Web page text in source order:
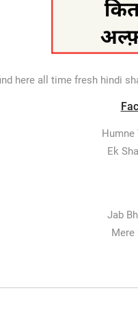
here all time fresh hindi
Humne
Ek
Jab
Mere